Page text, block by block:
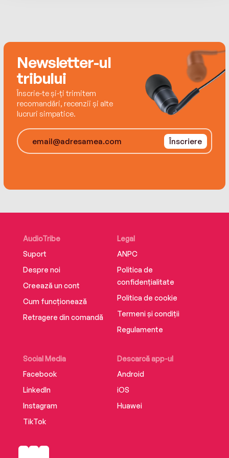
Newsletter-ul
tribului
Înscrie-te și-ți trimitem
recomandări, recenzii și alte
lucruri simpatice.
Înscriere
AudioTribe
Suport
Despre noi
Creează un cont
Cum funcționează
Retragere din comandă
Social Media
Facebook
LinkedIn
Instagram
TikTok
Descarcă app-ul
Android
iOS
Huawei
Legal
ANPC
Politica de
confidențialitate
Politica de cookie
Termeni și condiții
Regulamente